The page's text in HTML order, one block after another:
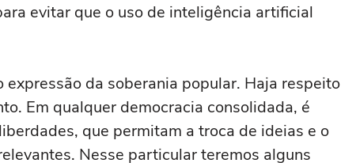
evitar que o uso de inteligência artificial
da soberania popular. Haja respeito
Em qualquer democracia consolidada, é
que permitam a troca de ideias e o
Nesse particular teremos alguns